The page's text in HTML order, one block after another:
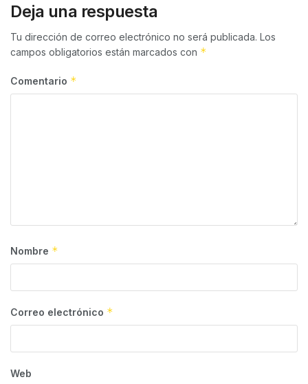
Deja una respuesta
Tu dirección de correo electrónico no será publicada. Los
campos obligatorios están marcados con *
Comentario *
Nombre *
Correo electrónico *
Web